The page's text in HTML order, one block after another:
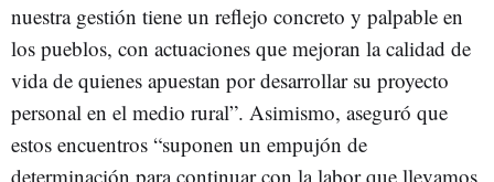
nuestra gestión tiene un reflejo concreto y palpable en
los pueblos, con actuaciones que mejoran la calidad de
vida de quienes apuestan por desarrollar su proyecto
personal en el medio rural”. Asimismo, aseguró que
estos encuentros “suponen un empujón de
determinación para continuar con la labor que llevamos